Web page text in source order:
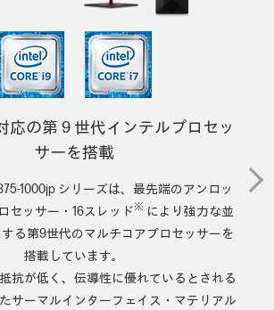
応の第 9 世代インテルプロセッ
サーを搭載
1000jp シリーズは、最先端のアンロッ
セッサー・16スレッド※ により強力な並
る第9世代のマルチコアプロセッサーを
搭載しています。
抗が低く、伝導性に優れているとされる
サーマルインターフェイス・マテリアル